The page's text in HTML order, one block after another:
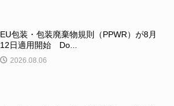
EU包装・包装廃棄物規則（PPWR）が8月
12日適用開始 Do...
2026.08.06